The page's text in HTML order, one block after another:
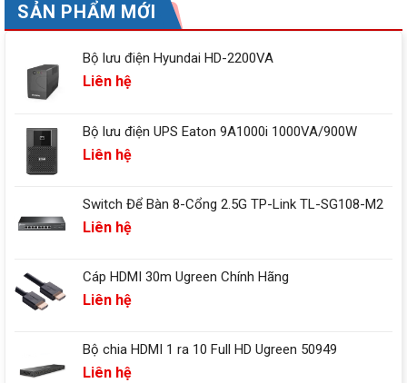
SẢN PHẨM MỚI
Bộ lưu điện Hyundai HD-2200VA
Liên hệ
Bộ lưu điện UPS Eaton 9A1000i 1000VA/900W
Liên hệ
Switch Để Bàn 8-Cổng 2.5G TP-Link TL-SG108-M2
Liên hệ
Cáp HDMI 30m Ugreen Chính Hãng
Liên hệ
Bộ chia HDMI 1 ra 10 Full HD Ugreen 50949
Liên hệ